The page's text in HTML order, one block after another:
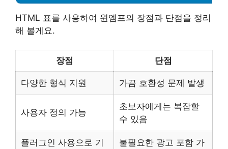
HTML 표를 사용하여 윈엠프의 장점과 단점을 정리
해 볼게요.
장점 단점
다양한 형식 지원 가끔 호환성 문제 발생
사용자 정의 가능
초보자에게는 복잡할
수 있음
플러그인 사용으로 기
불필요한 광고 포함 가